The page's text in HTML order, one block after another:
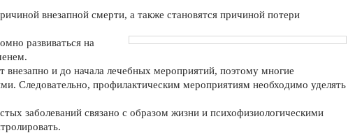
внезапной смерти, а также становятся причиной потери
развиваться на
и до начала лечебных мероприятий, поэтому многие
Следовательно, профилактическим мероприятиям необходимо уделять
заболеваний связано с образом жизни и психофизиологическими